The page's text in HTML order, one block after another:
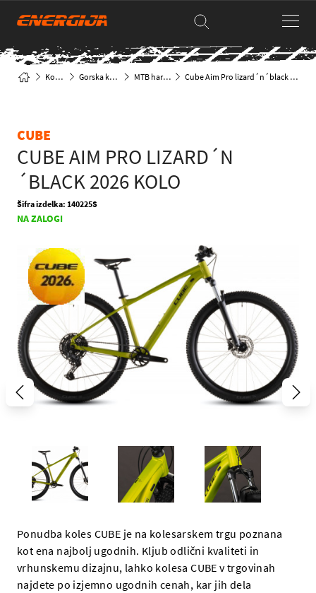
Kolesa Gorska kolesa MTB hardtail Cube Aim Pro lizard´n´black 2026 Kolo
CUBE
CUBE AIM PRO LIZARD´N
´BLACK 2026 KOLO
Šifra izdelka: 140225S
NA ZALOGI
Ponudba koles CUBE je na kolesarskem trgu poznana
kot ena najbolj ugodnih. Kljub odlični kvaliteti in
vrhunskemu dizajnu, lahko kolesa CUBE v trgovinah
najdete po izjemno ugodnih cenah, kar jih dela